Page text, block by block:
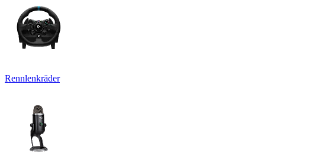
Rennlenkräder